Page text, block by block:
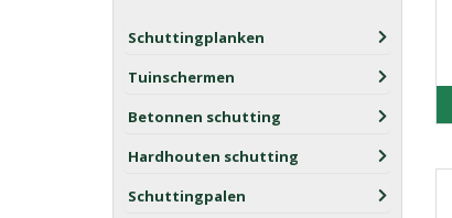
Schuttingplanken
Tuinschermen
Betonnen schutting
Hardhouten schutting
Schuttingpalen